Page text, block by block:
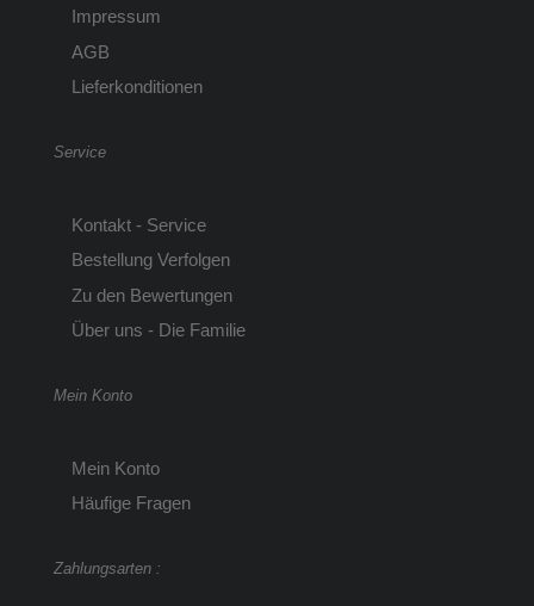
Impressum
AGB
Lieferkonditionen
Service
Kontakt - Service
Bestellung Verfolgen
Zu den Bewertungen
Über uns - Die Familie
Mein Konto
Mein Konto
Häufige Fragen
Zahlungsarten :